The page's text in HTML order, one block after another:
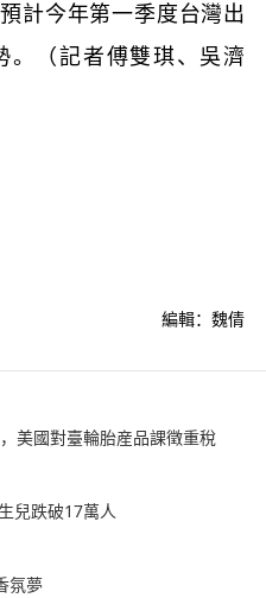
計今年第一季度台灣出
。（記者傅雙琪、吳濟
編輯：魏倩
美國對臺輪胎産品課徵重稅
兒跌破17萬人
氛夢